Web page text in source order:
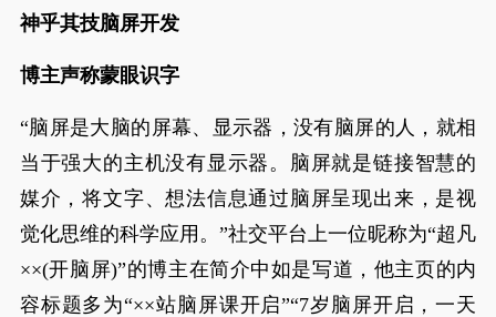
神乎其技脑屏开发
博主声称蒙眼识字
“脑屏是大脑的屏幕、显示器，没有脑屏的人，就相
当于强大的主机没有显示器。脑屏就是链接智慧的
媒介，将文字、想法信息通过脑屏呈现出来，是视
觉化思维的科学应用。”社交平台上一位昵称为“超凡
××(开脑屏)”的博主在简介中如是写道，他主页的内
容标题多为“××站脑屏课开启”“7岁脑屏开启，一天